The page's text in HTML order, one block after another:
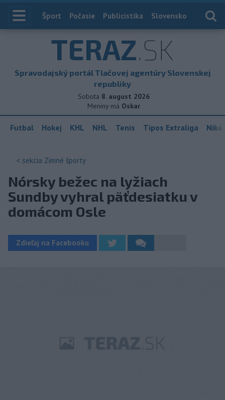
Index
Šport Počasie Publicistika Slovensko
TERAZ.SK
Spravodajský portál Tlačovej agentúry Slovenskej
republiky
Sobota 8. august 2026
Meniny má Oskar
Futbal Hokej KHL NHL Tenis Tipos Extraliga
< sekcia Zimné športy
Nórsky bežec na lyžiach
Sundby vyhral päťdesiatku v
domácom Osle
Zdieľaj na Facebooku